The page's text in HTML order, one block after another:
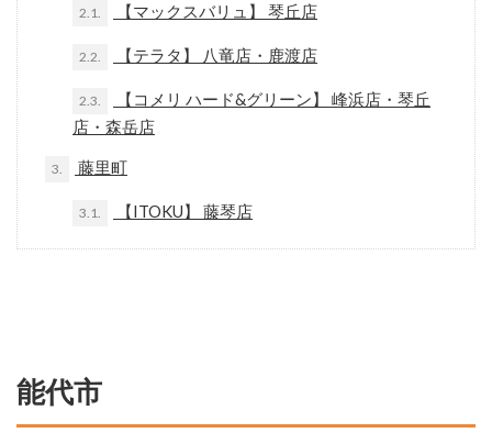
2.1. 【マックスバリュ】 琴丘店
2.2. 【テラタ】 八竜店・鹿渡店
2.3.
【コメリ ハード&グリーン】 峰浜店・琴丘
店・森岳店
3. 藤里町
3.1. 【ITOKU】 藤琴店
能代市